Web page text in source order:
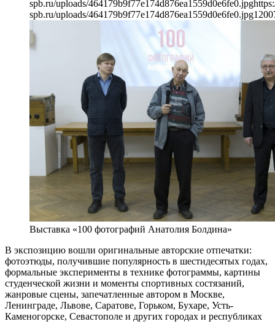
spb.ru/uploads/464179b9f77e174d876ea1559d0e6fe0.jpg
spb.ru/uploads/464179b9f77e174d876ea1559d0e6fe0.jpg1200
Выставка «100 фотографий Анатолия Болдина»
В экспозицию вошли оригинальные авторские отпечатки:
фотоэтюды, получившие популярность в шестидесятых годах,
формальные эксперименты в технике фотограммы, картины
студенческой жизни и моменты спортивных состязаний,
жанровые сцены, запечатленные автором в Москве,
Ленинграде, Львове, Саратове, Горьком, Бухаре, Усть-
Каменогорске, Севастополе и других городах и республиках